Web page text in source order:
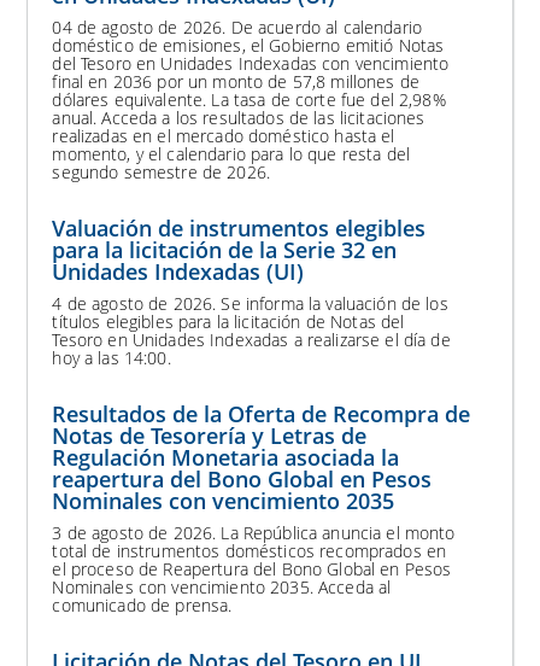
04 de agosto de 2026. De acuerdo al calendario
doméstico de emisiones, el Gobierno emitió Notas
del Tesoro en Unidades Indexadas con vencimiento
final en 2036 por un monto de 57,8 millones de
dólares equivalente. La tasa de corte fue del 2,98%
anual. Acceda a los resultados de las licitaciones
realizadas en el mercado doméstico hasta el
momento, y el calendario para lo que resta del
segundo semestre de 2026.
Valuación de instrumentos elegibles
para la licitación de la Serie 32 en
Unidades Indexadas (UI)
4 de agosto de 2026. Se informa la valuación de los
títulos elegibles para la licitación de Notas del
Tesoro en Unidades Indexadas a realizarse el día de
hoy a las 14:00.
Resultados de la Oferta de Recompra de
Notas de Tesorería y Letras de
Regulación Monetaria asociada la
reapertura del Bono Global en Pesos
Nominales con vencimiento 2035
3 de agosto de 2026. La República anuncia el monto
total de instrumentos domésticos recomprados en
el proceso de Reapertura del Bono Global en Pesos
Nominales con vencimiento 2035. Acceda al
comunicado de prensa.